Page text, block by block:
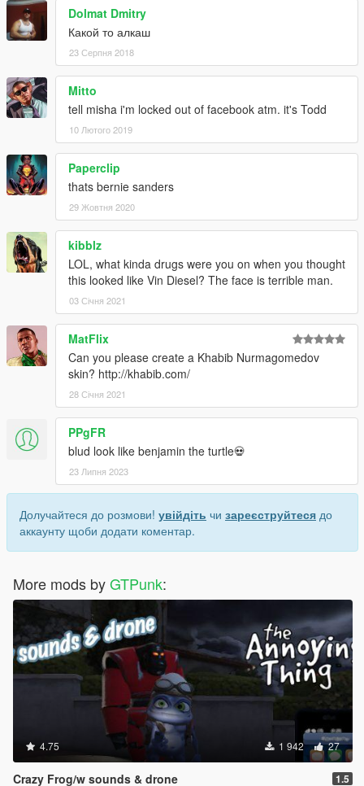
Dolmat Dmitry
Какой то алкаш
23 Серпня 2018
Mitto
tell misha i'm locked out of facebook atm. it's Todd
10 Лютого 2019
Paperclip
thats bernie sanders
29 Жовтня 2020
kibblz
LOL, what kinda drugs were you on when you thought
this looked like Vin Diesel? The face is terrible man.
03 Січня 2021
MatFlix
Can you please create a Khabib Nurmagomedov
skin? http://khabib.com/
28 Січня 2021
PPgFR
blud look like benjamin the turtle💀
23 Липня 2023
Долучайтеся до розмови! увійдіть чи зареєструйтеся до
аккаунту щоби додати коментар.
More mods byGTPunk:
4.75 1 942 27
Crazy Frog/w sounds & drone 1.5